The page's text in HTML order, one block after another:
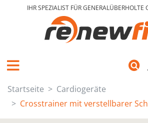
IHR SPEZIALIST FÜR GENERALÜBERHOLTE
Startseite
Cardiogeräte
Crosstrainer mit verstellbarer